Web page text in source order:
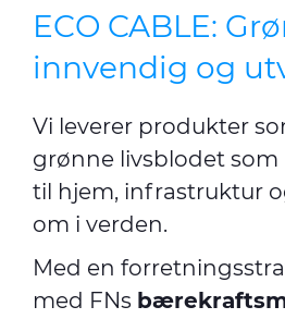
ECO CABLE:
innvendig og
Vi leverer produkter
grønne livsblodet
til hjem, infrastruktur
om i verden.
Med en
med FNs